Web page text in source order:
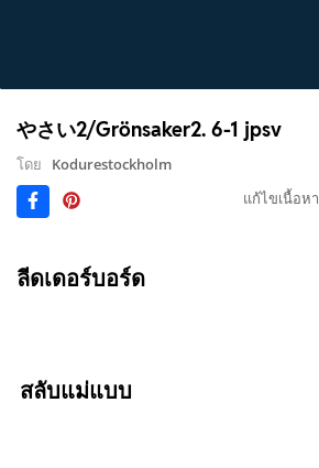
やさい2/Grönsaker2. 6-1 jpsv
โดย
Kodurestockholm
แก้ไขเนื้อหา
ลีดเดอร์บอร์ด
สลับแม่แบบ